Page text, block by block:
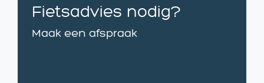
Fietsadvies nodig?
Maak een afspraak